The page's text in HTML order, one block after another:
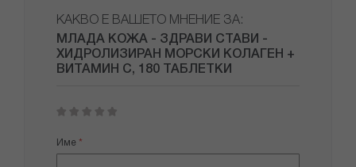
КАКВО Е ВАШЕТО МНЕНИЕ ЗА:
МЛАДА КОЖА - ЗДРАВИ СТАВИ -
ХИДРОЛИЗИРАН МОРСКИ КОЛАГЕН +
ВИТАМИН С, 180 ТАБЛЕТКИ
star
stars
stars
stars
stars
Име